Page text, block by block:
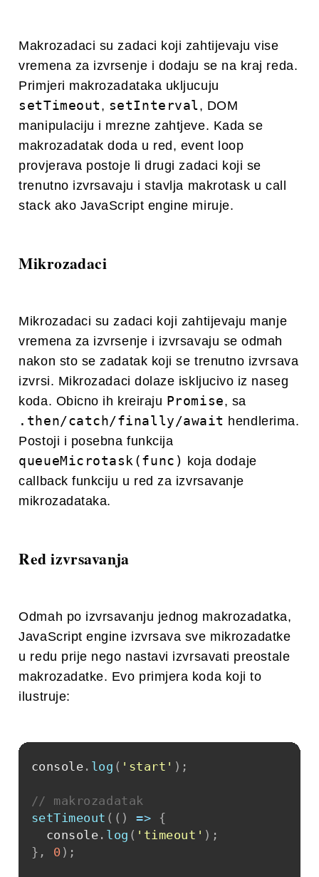
Makrozadaci su zadaci koji zahtijevaju vise
vremena za izvrsenje i dodaju se na kraj reda.
Primjeri makrozadataka ukljucuju
setTimeout , setInterval, DOM
manipulaciju i mrezne zahtjeve. Kada se
makrozadatak doda u red, event loop
provjerava postoje li drugi zadaci koji se
trenutno izvrsavaju i stavlja makrotask u call
stack ako JavaScript engine miruje.
Mikrozadaci
Mikrozadaci su zadaci koji zahtijevaju manje
vremena za izvrsenje i izvrsavaju se odmah
nakon sto se zadatak koji se trenutno izvrsava
izvrsi. Mikrozadaci dolaze iskljucivo iz naseg
koda. Obicno ih kreiraju Promise, sa
.then/catch/finally/await hendlerima.
Postoji i posebna funkcija
queueMicrotask(func) koja dodaje
callback funkciju u red za izvrsavanje
mikrozadataka.
Red izvrsavanja
Odmah po izvrsavanju jednog makrozadatka,
JavaScript engine izvrsava sve mikrozadatke
u redu prije nego nastavi izvrsavati preostale
makrozadatke. Evo primjera koda koji to
ilustruje:
console . log ( 'start' ) ;
// makrozadatak
setTimeout ( ( ) =>
{
  console
. log ( 'timeout' ) ;
} , 0 ) ;